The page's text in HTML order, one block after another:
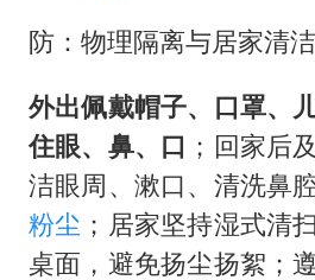
防：物理隔离与居家清
外出佩戴帽子、口罩、
住眼、鼻、口 ；回家后
洁眼周、漱口、清洗鼻
粉尘 ；居家坚持湿式清
桌面，避免扬尘扬絮；